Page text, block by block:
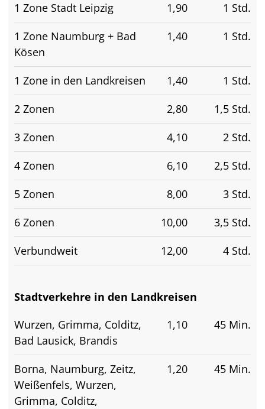
1 Zone Stadt Leipzig
1,90
1 Std.
1 Zone Naumburg + Bad
Kösen
1,40 1 Std.
1 Zone in den Landkreisen 1,40
1 Std.
2 Zonen
2,80
1,5 Std.
3 Zonen
4,10
2 Std.
4 Zonen
6,10
2,5 Std.
5 Zonen
8,00
3 Std.
6 Zonen
10,00
3,5 Std.
Verbundweit
12,00 4 Std.
Stadtverkehre in den Landkreisen
Wurzen, Grimma, Colditz,
Bad Lausick, Brandis
1,10 45 Min.
Borna, Naumburg, Zeitz,
Weißenfels, Wurzen,
Grimma, Colditz,
1,20 45 Min.